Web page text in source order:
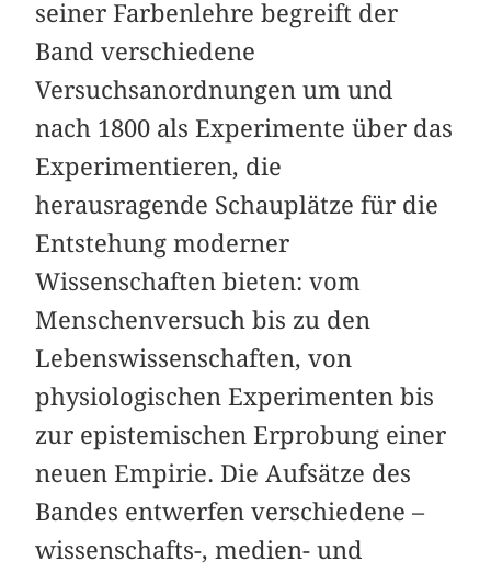
seiner Farbenlehre begreift der
Band verschiedene
Versuchsanordnungen um und
nach 1800 als Experimente über das
Experimentieren, die
herausragende Schauplätze für die
Entstehung moderner
Wissenschaften bieten: vom
Menschenversuch bis zu den
Lebenswissenschaften, von
physiologischen Experimenten bis
zur epistemischen Erprobung einer
neuen Empirie. Die Aufsätze des
Bandes entwerfen verschiedene –
wissenschafts-, medien- und